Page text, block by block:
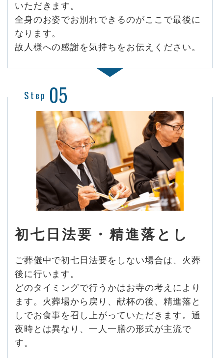
いただきます。
全身のお姿でお別れできるのがここで最後に
なります。
故人様への感謝を気持ちをお伝えください。
Step 05
初七日法要・精進落とし
ご葬儀中で初七日法要をしない場合は、火葬
後に行います。
どのタイミングで行うかはお寺の考えにより
ます。火葬場から戻り、献杯の後、精進落と
しでお食事を召し上がっていただきます。通
夜時とは異なり、一人一膳の形式が主流で
す。